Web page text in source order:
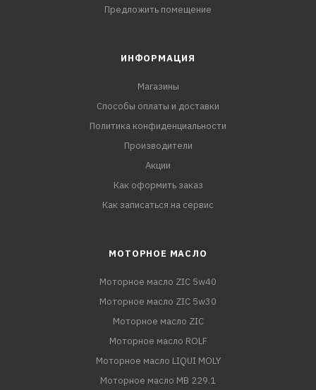
Предложить помещение
ИНФОРМАЦИЯ
Магазины
Способы оплаты и доставки
Политика конфиденциальности
Производители
Акции
Как оформить заказ
Как записаться на сервис
МОТОРНОЕ МАСЛО
Моторное масло ZIC 5w40
Моторное масло ZIC 5w30
Моторное масло ZIC
Моторное масло ROLF
Моторное масло LIQUI MOLY
Моторное масло MB 229.1